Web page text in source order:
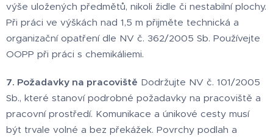
výše uložených předmětů, nikoli židle či nestabilní plochy.
Při práci ve výškách nad 1,5 m přijměte technická a
organizační opatření dle NV č. 362/2005 Sb. Používejte
OOPP při práci s chemikáliemi.
7. Požadavky na pracoviště Dodržujte NV č. 101/2005
Sb., které stanoví podrobné požadavky na pracoviště a
pracovní prostředí. Komunikace a únikové cesty musí
být trvale volné a bez překážek. Povrchy podlah a